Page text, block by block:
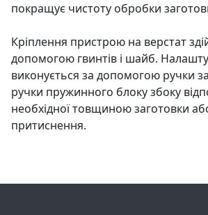
покращує чистоту обробки
Кріплення пристрою на верстат
допомогою гвинтів і шайб.
виконується за допомогою ручки
ручки пружинного блоку збоку
необхідної товщиною заготовки
притиснення.